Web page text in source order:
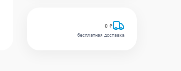
0 ₽
бесплатная доставка